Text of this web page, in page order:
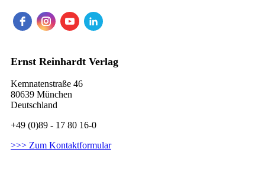
Ernst Reinhardt Verlag
Kemnatenstraße 46
80639 München
Deutschland
+49 (0)89 - 17 80 16-0
>>> Zum Kontaktformular